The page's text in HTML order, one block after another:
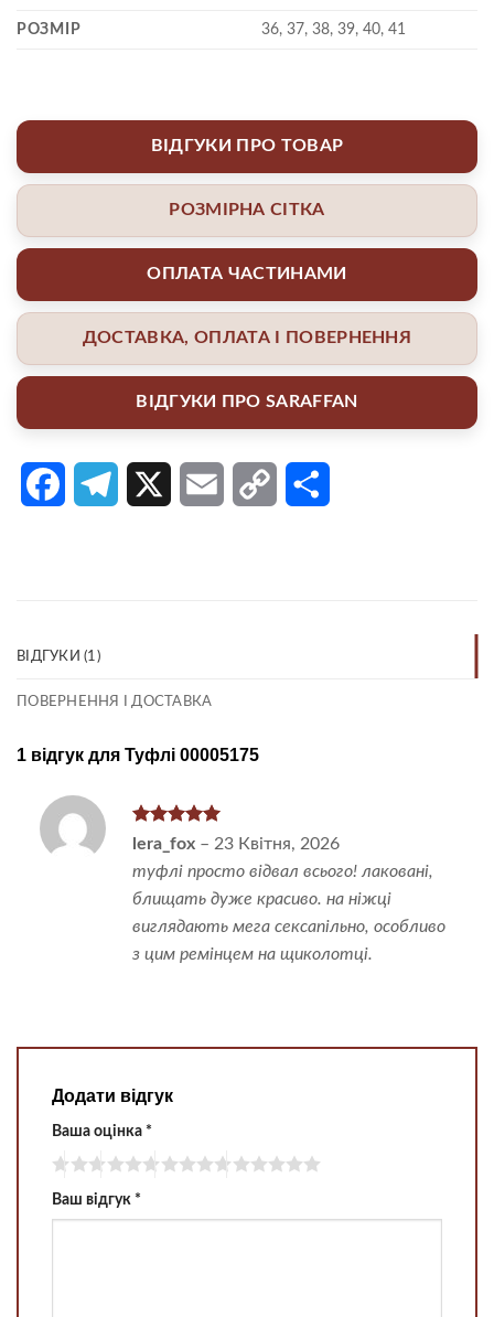
РОЗМІР 36, 37, 38, 39, 40, 41
ВІДГУКИ ПРО ТОВАР
РОЗМІРНА СІТКА
ОПЛАТА ЧАСТИНАМИ
ДОСТАВКА, ОПЛАТА І ПОВЕРНЕННЯ
ВІДГУКИ ПРО SARAFFAN
FacebookTelegram Email Copy
ВІДГУКИ (1)
ПОВЕРНЕННЯ І ДОСТАВКА
1 відгук для Туфлі 00005175
Оцінено в
з 5
lera_fox – 23 Квітня, 2026
туфлі просто відвал всього! лаковані,
блищать дуже красиво. на ніжці
виглядають мега сексапільно, особливо
з цим ремінцем на щиколотці.
Додати відгук
Ваша оцінка *
Ваш відгук *